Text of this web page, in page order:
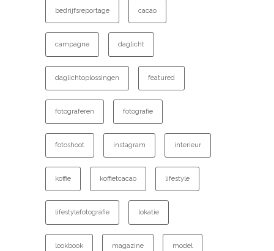
bedrijfsreportage cacao
campagne daglicht
daglichtoplossingen featured
fotograferen fotografie
fotoshoot instagram interieur
koffie koffietcacao lifestyle
lifestylefotografie lokatie
lookbook magazine model